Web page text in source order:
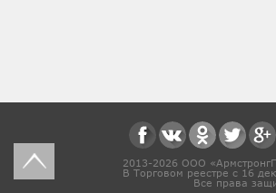
2013-2026 ООО
В Торговом реестре с 16
Все права